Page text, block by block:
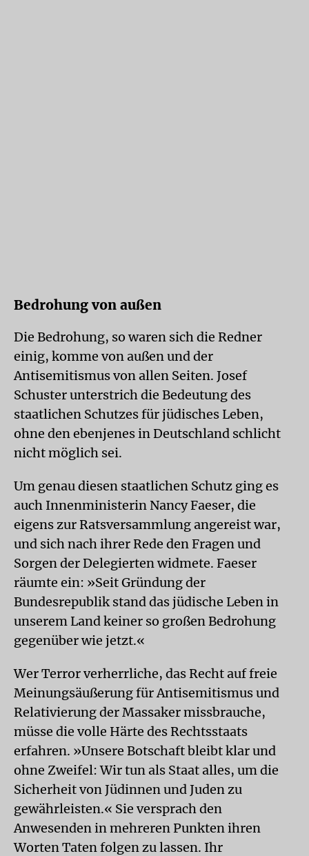
Bedrohung von außen
Die Bedrohung, so waren sich die Redner
einig, komme von außen und der
Antisemitismus von allen Seiten. Josef
Schuster unterstrich die Bedeutung des
staatlichen Schutzes für jüdisches Leben,
ohne den ebenjenes in Deutschland schlicht
nicht möglich sei.
Um genau diesen staatlichen Schutz ging es
auch Innenministerin Nancy Faeser, die
eigens zur Ratsversammlung angereist war,
und sich nach ihrer Rede den Fragen und
Sorgen der Delegierten widmete. Faeser
räumte ein: »Seit Gründung der
Bundesrepublik stand das jüdische Leben in
unserem Land keiner so großen Bedrohung
gegenüber wie jetzt.«
Wer Terror verherrliche, das Recht auf freie
Meinungsäußerung für Antisemitismus und
Relativierung der Massaker missbrauche,
müsse die volle Härte des Rechtsstaats
erfahren. »Unsere Botschaft bleibt klar und
ohne Zweifel: Wir tun als Staat alles, um die
Sicherheit von Jüdinnen und Juden zu
gewährleisten.« Sie versprach den
Anwesenden in mehreren Punkten ihren
Worten Taten folgen zu lassen. Ihr